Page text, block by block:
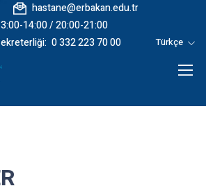
hastane@erbakan.edu.tr
14:00 / 20:00-21:00
0 332 223 70 00 Türkçe